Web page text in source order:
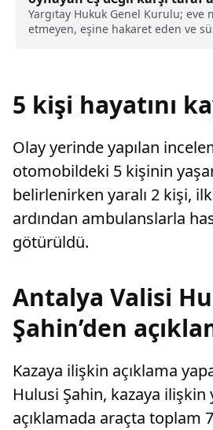
kusurlu sayıldı
Yargıtay Hukuk Genel Kurulu; eve
etmeyen, eşine hakaret eden ve
5 kişi hayatını
Olay yerinde yapılan
otomobildeki 5 kişinin
belirlenirken yaralı 2 kişi,
ardından ambulanslarla
götürüldü.
Antalya Valisi
Şahin’den
Kazaya ilişkin açıklama
Hulusi Şahin, kazaya ilişkin
açıklamada araçta toplam